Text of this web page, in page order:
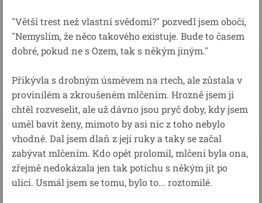
"Větší trest než vlastní svědomí?" pozvedl jsem obočí,
"Nemyslím, že něco takového existuje. Bude to časem
dobré, pokud ne s Ozem, tak s někým jiným."
Přikývla s drobným úsměvem na rtech, ale zůstala v
provinilém a zkroušeném mlčením. Hrozně jsem ji
chtěl rozveselit, ale už dávno jsou pryč doby, kdy jsem
uměl bavit ženy, mimoto by asi nic z toho nebylo
vhodné. Dal jsem dlaň z její ruky a taky se začal
zabývat mlčením. Kdo opět prolomil, mlčení byla ona,
zřejmě nedokázala jen tak potichu s někým jít po
ulici. Usmál jsem se tomu, bylo to... roztomilé.